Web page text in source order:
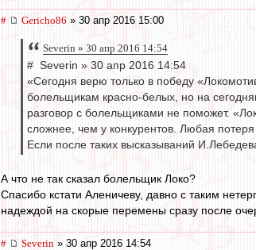
# Gericho86 » 30 апр 2016 15:00
Severin » 30 апр 2016 14:54
# Severin » 30 апр 2016 14:54
«Сегодня верю только в победу
болельщикам красно-белых, но на
разговор с болельщиками не поможет.
сложнее, чем у конкурентов. Любая
Если после таких высказываний
А что не так сказал болельщик Локо?
Спасибо кстати Аленичеву, давно с таким
надеждой на скорые перемены сразу после
# Severin » 30 апр 2016 14:54